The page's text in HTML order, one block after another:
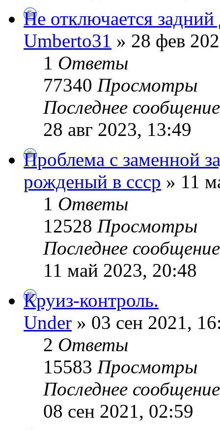
Не отключается
Umberto31 » 28 фев
1 Ответы
77340 Просмотры
Последнее
28 авг 2023, 13:49
Проблема с заменной
рожденый в ссср » 11
1 Ответы
12528 Просмотры
Последнее
11 май 2023, 20:48
Круиз-контроль.
Under » 03 сен 2021,
2 Ответы
15583 Просмотры
Последнее
08 сен 2021, 02:59